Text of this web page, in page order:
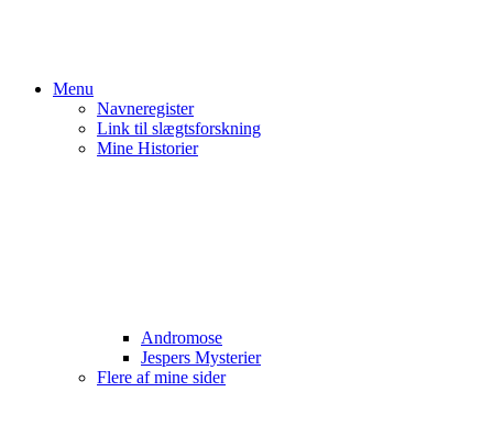
Menu
Navneregister
Link til slægtsforskning
Mine Historier
Andromose
Jespers Mysterier
Flere af mine sider